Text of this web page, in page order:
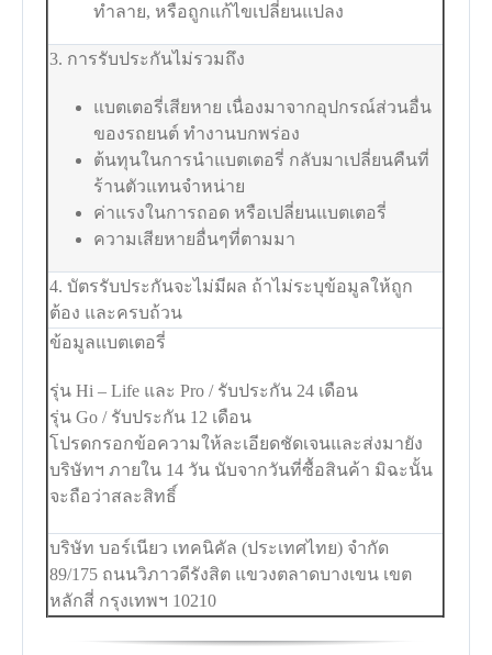
ทำลาย, หรือถูกแก้ไขเปลี่ยนแปลง
3. การรับประกันไม่รวมถึง
แบตเตอรี่เสียหาย เนื่องมาจากอุปกรณ์ส่วนอื่น
ของรถยนต์ ทำงานบกพร่อง
ต้นทุนในการนำแบตเตอรี่ กลับมาเปลี่ยนคืนที่
ร้านตัวแทนจำหน่าย
ค่าแรงในการถอด หรือเปลี่ยนแบตเตอรี่
ความเสียหายอื่นๆที่ตามมา
4. บัตรรับประกันจะไม่มีผล ถ้าไม่ระบุข้อมูลให้ถูก
ต้อง และครบถ้วน
ข้อมูลแบตเตอรี่
รุ่น Hi – Life และ Pro / รับประกัน 24 เดือน
รุ่น Go / รับประกัน 12 เดือน
โปรดกรอกข้อความให้ละเอียดชัดเจนและส่งมายัง
บริษัทฯ ภายใน 14 วัน นับจากวันที่ซื้อสินค้า มิฉะนั้น
จะถือว่าสละสิทธิ์
บริษัท บอร์เนียว เทคนิคัล (ประเทศไทย) จำกัด
89/175 ถนนวิภาวดีรังสิต แขวงตลาดบางเขน เขต
หลักสี่ กรุงเทพฯ 10210